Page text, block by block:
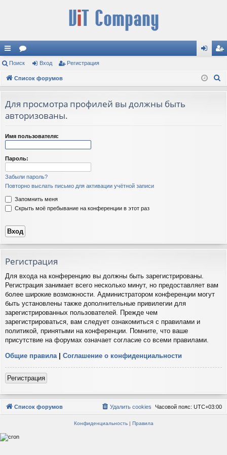
с
ы
и
ор
ум д ис
Поиск Вход Регистрация
Список форумов
Для просмотра профилей вы должны быть
авторизованы.
Имя пользователя:
Пароль:
Забыли пароль?
Повторно выслать письмо для активации учётной записи
Запомнить меня
Скрыть моё пребывание на конференции в этот раз
Регистрация
Для входа на конференцию вы должны быть зарегистрированы.
Регистрация занимает всего несколько минут, но предоставляет вам
более широкие возможности. Администратором конференции могут
быть установлены также дополнительные привилегии для
зарегистрированных пользователей. Прежде чем
зарегистрироваться, вам следует ознакомиться с правилами и
политикой, принятыми на конференции. Помните, что ваше
присутствие на форумах означает согласие со всеми правилами.
Общие правила | Соглашение о конфиденциальности
Регистрация
Список форумов Часовой пояс: UTC+03:00
Удалить cookies
Конфиденциальность| Правила